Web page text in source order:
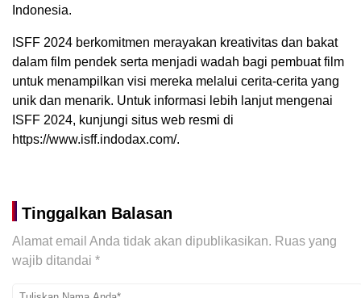
Indonesia.
ISFF 2024 berkomitmen merayakan kreativitas dan bakat
dalam film pendek serta menjadi wadah bagi pembuat film
untuk menampilkan visi mereka melalui cerita-cerita yang
unik dan menarik. Untuk informasi lebih lanjut mengenai
ISFF 2024, kunjungi situs web resmi di
https://www.isff.indodax.com/.
Tinggalkan Balasan
Alamat email Anda tidak akan dipublikasikan. Ruas yang
wajib ditandai *